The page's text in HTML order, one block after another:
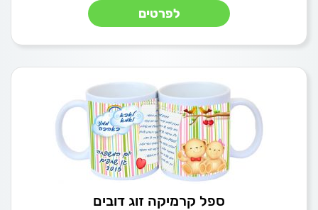
לפרטים
ספל קרמיקה זוג דובים